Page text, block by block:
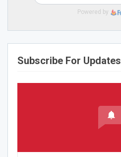
Powered by
Subscribe For Updates